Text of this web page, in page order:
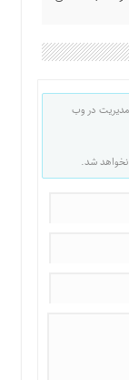
در وب
نخواهد شد.